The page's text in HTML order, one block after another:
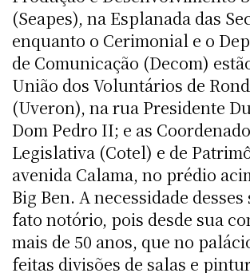
(Seapes), na Esplanada das
enquanto o Cerimonial e o
de Comunicação (Decom)
União dos Voluntários de
(Uveron), na rua Presidente
Dom Pedro II; e as
Legislativa (Cotel) e de
avenida Calama, no prédio
Big Ben. A necessidade
fato notório, pois desde sua
mais de 50 anos, que no
feitas divisões de salas e